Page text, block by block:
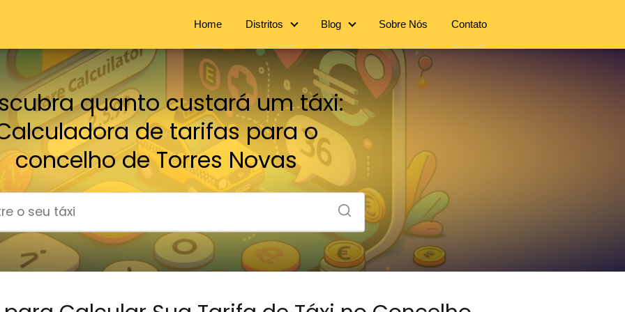
Home Distritos Blog Sobre Nós Contato
quanto custará um táxi:
de tarifas para o
concelho de Torres Novas